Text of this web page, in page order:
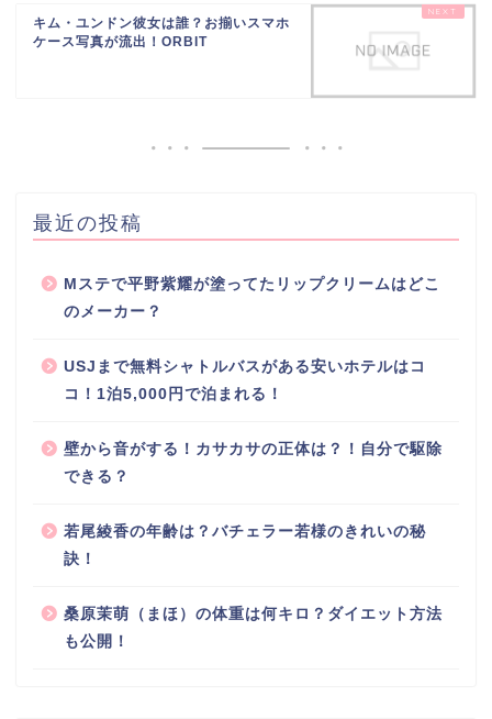
キム・ユンドン彼女は誰？お揃いスマホ
ケース写真が流出！ORBIT
最近の投稿
Mステで平野紫耀が塗ってたリップクリームはどこ
のメーカー？
USJまで無料シャトルバスがある安いホテルはコ
コ！1泊5,000円で泊まれる！
壁から音がする！カサカサの正体は？！自分で駆除
できる？
若尾綾香の年齢は？バチェラー若様のきれいの秘
訣！
桑原茉萌（まほ）の体重は何キロ？ダイエット方法
も公開！